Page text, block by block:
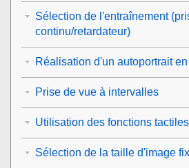
Sélection de l'entraînement
continu/retardateur)
Réalisation d'un autoportrait
Prise de vue à intervalles
Utilisation des fonctions tactiles
Sélection de la taille d'image